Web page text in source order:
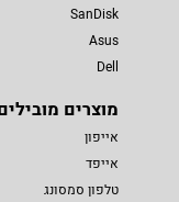
SanDisk
Asus
Dell
מוצרים
אייפון
אייפד
טלפון סמסונג